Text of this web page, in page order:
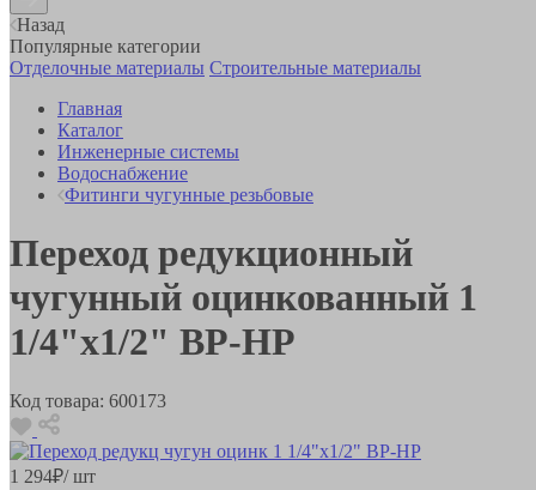
Назад
Популярные категории
Отделочные материалы Строительные материалы
Главная
Каталог
Инженерные системы
Водоснабжение
Фитинги чугунные резьбовые
Переход редукционный
чугунный оцинкованный 1
1/4"x1/2" ВР-НР
Код товара: 600173
1 294₽/ шт